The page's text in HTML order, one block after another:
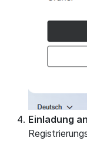
Einladung